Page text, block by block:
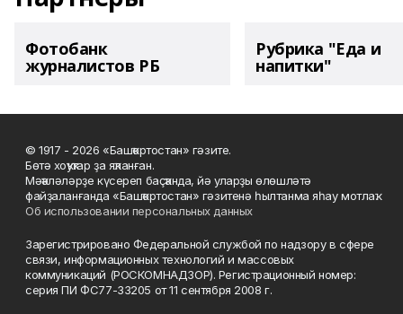
Фотобанк
журналистов РБ
Рубрика "Еда и
напитки"
© 1917 - 2026 «Башҡортостан» гәзите.
Бөтә хоҡуҡтар ҙа яҡланған.
Мәҡәләләрҙе күсереп баҫҡанда, йә уларҙы өлөшләтә
файҙаланғанда «Башҡортостан» гәзитенә һылтанма яһау мотлаҡ.
Об использовании персональных данных
Зарегистрировано Федеральной службой по надзору в сфере
связи, информационных технологий и массовых
коммуникаций (РОСКОМНАДЗОР). Регистрационный номер:
серия ПИ ФС77-33205 от 11 сентября 2008 г.